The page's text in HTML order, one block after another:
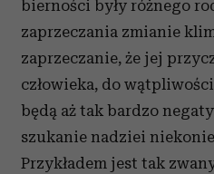
korzystania z ich usług.
bierności były różnego
zaprzeczania zmianie
zaprzeczanie, że jej
człowieka, do
będą aż tak bardzo
szukanie nadziei
Przykładem jest tak